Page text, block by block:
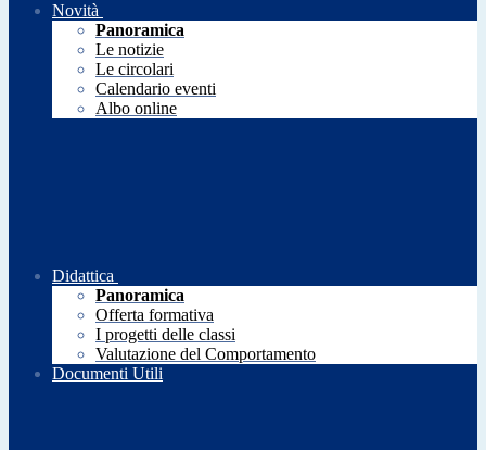
Novità
Panoramica
Le notizie
Le circolari
Calendario eventi
Albo online
Didattica
Panoramica
Offerta formativa
I progetti delle classi
Valutazione del Comportamento
Documenti Utili